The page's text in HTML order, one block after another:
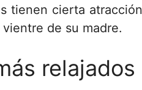
tienen cierta
de su madre.